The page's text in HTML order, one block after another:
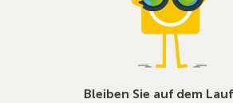
Bleiben Sie auf dem